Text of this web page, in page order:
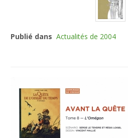
Publié dans Actualités de 2004